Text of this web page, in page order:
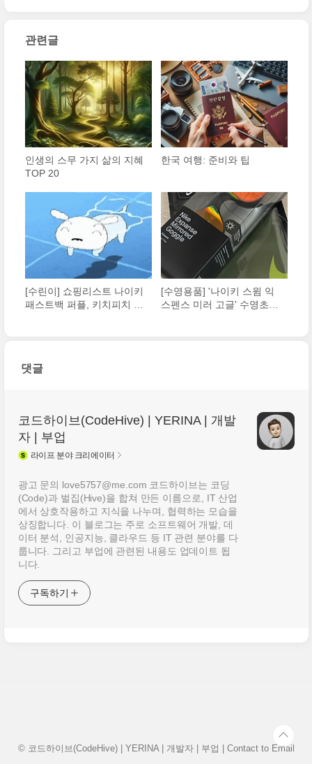
금 대출 | 참된 군인을 위한 우대 대출 | ..
관련글
인생의 스무 가지 삶의 지혜
TOP 20
한국 여행: 준비와 팁
[수린이] 쇼핑리스트 나이키
패스트백 퍼플, 키치피치 풍
[수영용품] '나이키 스윔 익
스펜스 미러 고글' 수영초보
댓글
코드하이브(CodeHive) | YERINA | 개발
자 | 부업
라이프 분야 크리에이터
광고 문의 love5757@me.com 코드하이브는 코딩
(Code)과 벌집(Hive)을 합쳐 만든 이름으로, IT 산업
에서 상호작용하고 지식을 나누며, 협력하는 모습을
상징합니다. 이 블로그는 주로 소프트웨어 개발, 데
이터 분석, 인공지능, 클라우드 등 IT 관련 분야를 다
룹니다. 그리고 부업에 관련된 내용도 업데이트 됩
니다.
구독하기
© 코드하이브(CodeHive) | YERINA | 개발자 | 부업 | Contact to Email